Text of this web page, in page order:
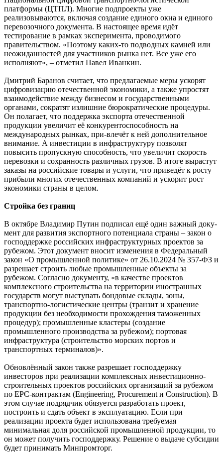
платформы (ЦТПЛ). Многие подпроекты уже
реализовываются, включая создание единого окна и единого
перевозочного документа. В настоящее время идёт
тестирование в рамках эксперимента, проводимого
правительством. «Поэтому каких-то подводных камней или
неожиданностей для участников рынка нет. Все уже его
исполняют», – отметил Павел Иванкин.
Дмитрий Баранов считает, что предлагаемые меры ускорят
цифровизацию отечественной экономики, а также упростят
взаимодействие между бизнесом и государственными
органами, сократят излишние бюрократические процедуры.
Он полагает, что поддержка экспорта отечественной
продукции увеличит её конкурентоспособность на
международных рынках, при-влечёт к ней дополнительное
внимание. А инвестиции в инфраструктуру позволят
повысить пропускную способность, что увеличит скорость
перевозки и сохранность различных грузов. В итоге вырастут
заказы на российские товары и услуги, что приведёт к росту
прибыли многих отечественных компаний и ускорит рост
экономики страны в целом.
Стройка без границ
В октябре Владимир Путин подписал ещё один важный доку-
мент для развития экспортного потенциала страны – закон о
господдержке российских инфраструктурных проектов за
рубежом. Этот документ вносит изменения в Федеральный
закон «О промышленной политике» от 26.10.2024 № 357-ФЗ и
разрешает строить любые промышленные объекты за
рубежом. Согласно документу, «в качестве проектов
комплексного строительства на территории иностранных
государств могут выступать бондовые склады, зоны,
транспортно-логистические центры (транзит и хранение
продукции без необходимости прохождения таможенных
процедур); промышленные кластеры (создание
промышленного производства за рубежом); портовая
инфраструктура (строительство морских портов и
транспортных терминалов)».
Обновлённый закон также разрешает господдержку
инвесторов при реализации комплексных инвестиционно-
строительных проектов российских организаций за рубежом
по EPC-контрактам (Engineering, Procurement и Construction). В
этом случае подрядчик обязуется разработать проект,
построить и сдать объект в эксплуатацию. Если при
реализации проекта будет использована требуемая
минимальная доля российской промышленной продукции, то
он может получить господдержку. Решение о выдаче субсидии
будет принимать Минпромторг.